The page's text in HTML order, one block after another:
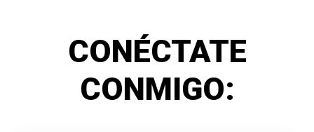
CONÉCTATE
CONMIGO: